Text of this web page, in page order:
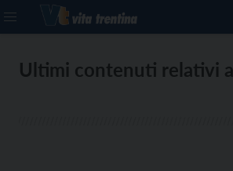
Ultimi contenuti relativi a